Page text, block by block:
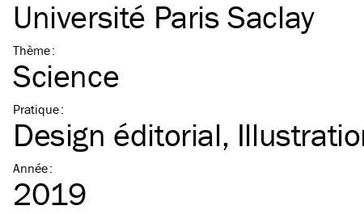
Université Paris Saclay
Thème:
Science
Pratique:
Design éditorial
Année:
2019